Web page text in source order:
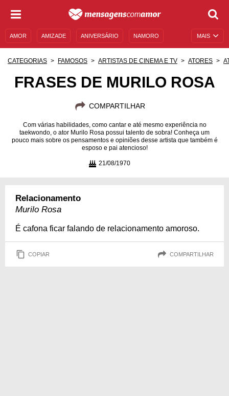
MAIS
AMOR AMIZADE ANIVERSÁRIO NAMORO
CATEGORIAS FAMOSOS ARTISTAS DE CINEMA E TV ATORES
FRASES DE MURILO ROSA
COMPARTILHAR
Com várias habilidades, como cantar e até mesmo experiência no
taekwondo, o ator Murilo Rosa possui talento de sobra! Conheça um
pouco mais sobre os pensamentos e opiniões desse artista que também é
esposo e pai atencioso!
21/08/1970
Relacionamento
Murilo Rosa
É cafona ficar falando de relacionamento amoroso.
COPIAR COMPARTILHAR